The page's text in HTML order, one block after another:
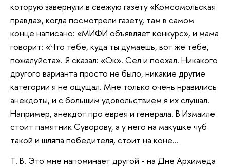
которую завернули в свежую газету «Комсомольская
правда», когда посмотрели газету, там в самом
конце написано: «МИФИ объявляет конкурс», и мама
говорит: «Что тебе, куда ты думаешь, вот же тебе,
пожалуйста». Я сказал: «Ок». Сел и поехал. Никакого
другого варианта просто не было, никакие другие
категории я не ощущал. Мне только очень нравились
анекдоты, и с большим удовольствием я их слушал.
Например, анекдот про еврея и генерала. В Измаиле
стоит памятник Суворову, а у него на макушке чуб
такой и шляпа победителя, стоит на коне…
Т. В. Это мне напоминает другой - на Дне Архимеда